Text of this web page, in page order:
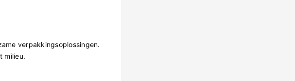
verpakkingsoplossingen.
milieu.